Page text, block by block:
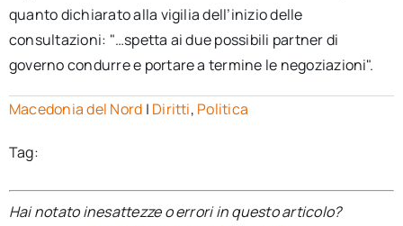
quanto dichiarato alla vigilia dell’inizio delle
consultazioni: "…spetta ai due possibili partner di
governo condurre e portare a termine le negoziazioni".
Macedonia del Nord | Diritti, Politica
Tag:
Hai notato inesattezze o errori in questo articolo?